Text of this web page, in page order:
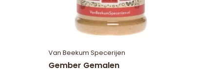
Van Beekum Specerijen
Gember Gemalen